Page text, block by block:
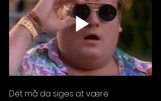
Dét må da siges at være